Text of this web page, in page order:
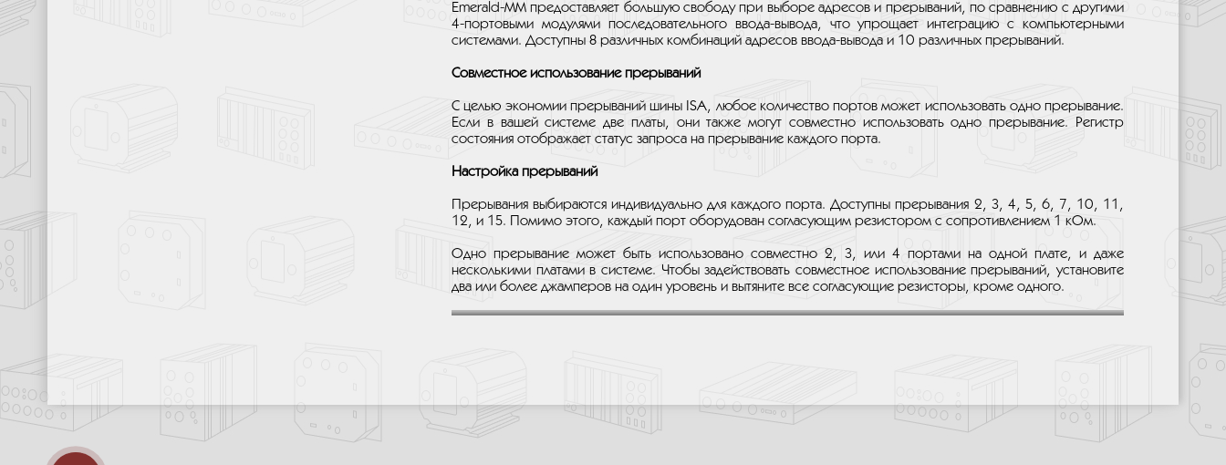
Emerald-MM предоставляет большую свободу при выборе адресов и прерываний, по сравнению с другими
4-портовыми модулями последовательного ввода-вывода, что упрощает интеграцию с компьютерными
системами. Доступны 8 различных комбинаций адресов ввода-вывода и 10 различных прерываний.
Совместное использование прерываний
С целью экономии прерываний шины ISA, любое количество портов может использовать одно прерывание.
Если в вашей системе две платы, они также могут совместно использовать одно прерывание. Регистр
состояния отображает статус запроса на прерывание каждого порта.
Настройка прерываний
Прерывания выбираются индивидуально для каждого порта. Доступны прерывания 2, 3, 4, 5, 6, 7, 10, 11,
12, и 15. Помимо этого, каждый порт оборудован согласующим резистором с сопротивлением 1 кОм.
Одно прерывание может быть использовано совместно 2, 3, или 4 портами на одной плате, и даже
несколькими платами в системе. Чтобы задействовать совместное использование прерываний, установите
два или более джамперов на один уровень и вытяните все согласующие резисторы, кроме одного.